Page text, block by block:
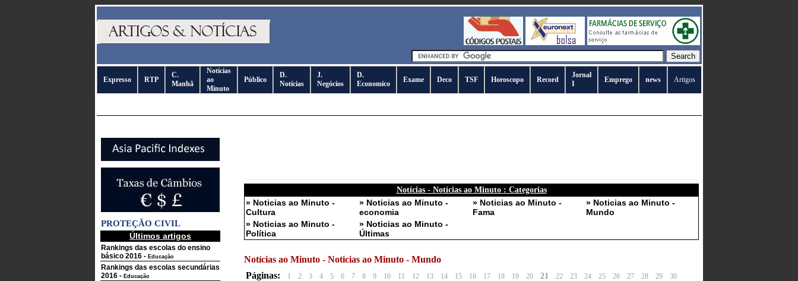
Expresso RTP
C.
Manhã
Notícias
ao
Minuto
Público
D.
Notícias
J.
Negócios
D.
Economico
Exame Deco TSF Horoscopo Record
Jornal
I
Emprego news Artigos
PROTEÇÃO CIVIL
Últimos artigos
Rankings das escolas do ensino
básico 2016 - Educação
Rankings das escolas secundárias
2016 - Educação
Notícias - Notícias ao Minuto : Categorias
» Noticias ao Minuto -
Cultura
» Noticias ao Minuto -
economia
» Noticias ao Minuto -
Fama
» Noticias ao Minuto -
Mundo
» Noticias ao Minuto -
Política
» Noticias ao Minuto -
Últimas
Notícias ao Minuto - Noticias ao Minuto - Mundo
Páginas:
1 2 3 4 5 6 7 8 9 10 11 12 13 14 15 16 17 18 19 20 21 22 23 24 25 26 27 28 29 30